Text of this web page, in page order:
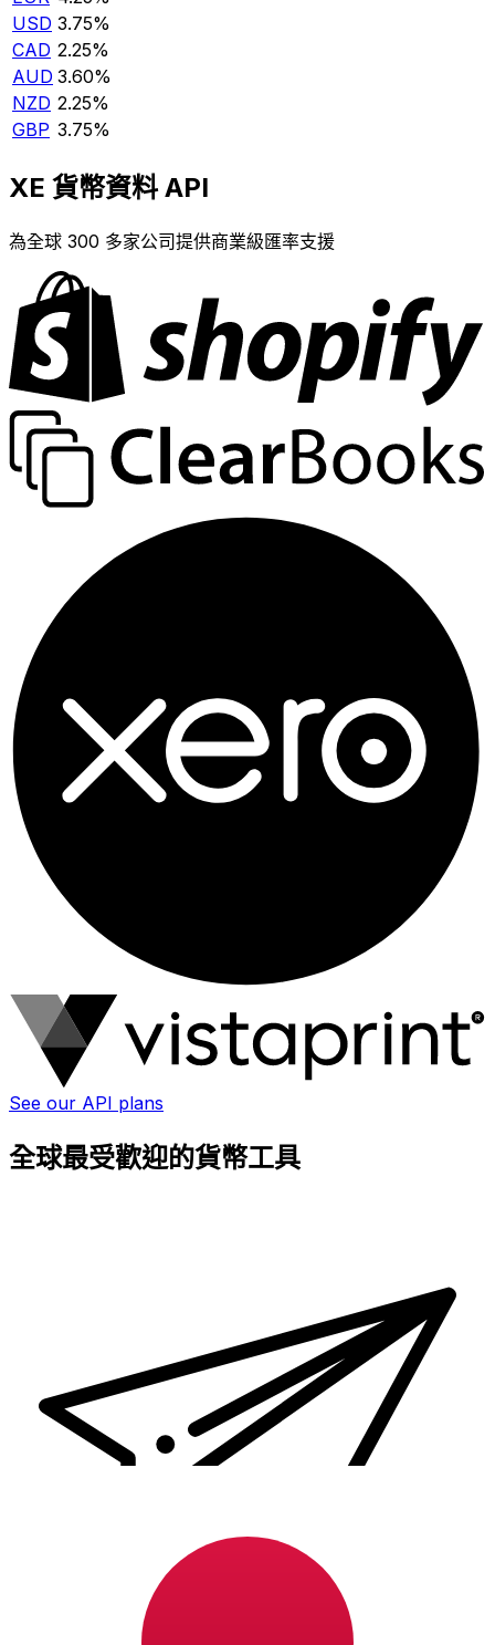
USD 3.75%
CAD 2.25%
AUD 3.60%
NZD 2.25%
GBP 3.75%
XE 貨幣資料 API
為全球 300 多家公司提供商業級匯率支援
See our API plans
全球最受歡迎的貨幣工具